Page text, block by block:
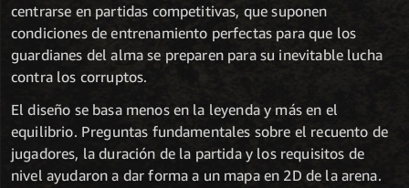
centrarse en partidas competitivas, que suponen
condiciones de entrenamiento perfectas para que los
guardianes del alma se preparen para su inevitable lucha
contra los corruptos.
El diseño se basa menos en la leyenda y más en el
equilibrio. Preguntas fundamentales sobre el recuento de
jugadores, la duración de la partida y los requisitos de
nivel ayudaron a dar forma a un mapa en 2D de la arena.